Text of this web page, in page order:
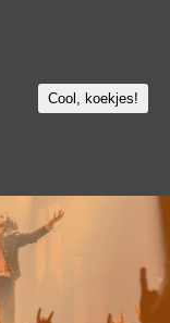
Cool, koekjes!